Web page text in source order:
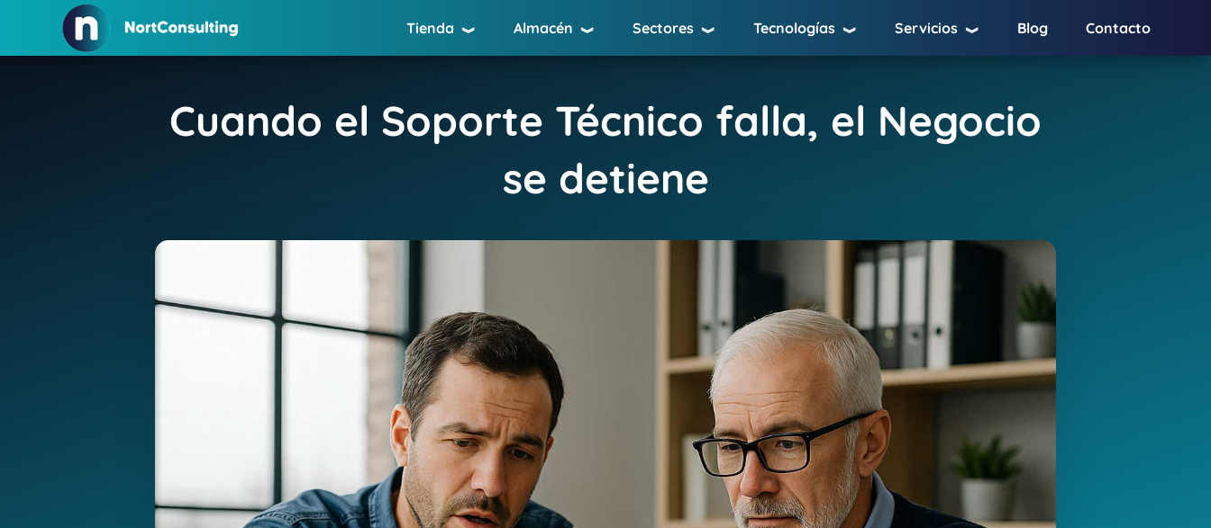
Tienda ︾ Almacén ︾ Sectores ︾ Tecnologías ︾ Servicios ︾ Blog Contacto
Cuando el Soporte Técnico falla, el Negocio
se detiene